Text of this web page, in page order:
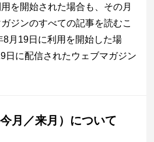
を開始された場合も、その月
ジンのすべての記事を読むこ
8月19日に利用を開始した場
日に配信されたウェブマガジン
月／来月）について